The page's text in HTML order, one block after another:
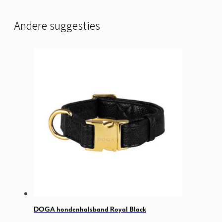
Andere suggesties
DOGA hondenhalsband Royal Black